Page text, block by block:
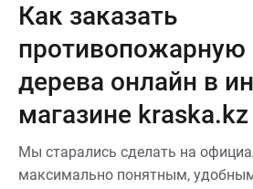
Как заказать
противопожарную
дерева онлайн в
магазине kraska.kz
Мы старались сделать на
максимально понятным,